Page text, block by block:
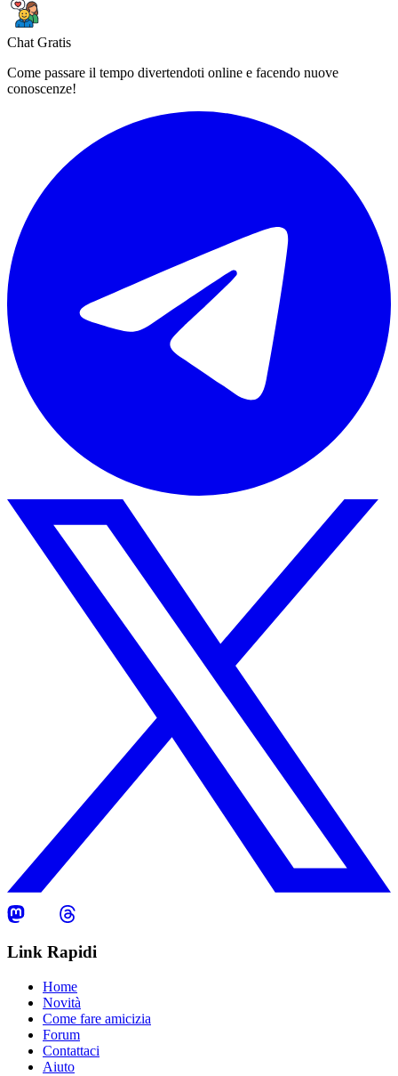
Chat Gratis
Come passare il tempo divertendoti online e facendo nuove
conoscenze!
Link Rapidi
Home
Novità
Come fare amicizia
Forum
Contattaci
Aiuto